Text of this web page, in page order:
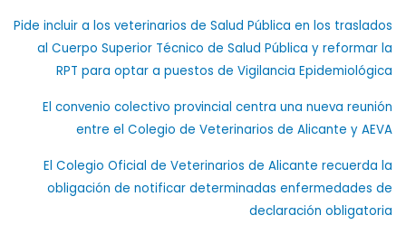
Pide incluir a los veterinarios de Salud Pública en los traslados
al Cuerpo Superior Técnico de Salud Pública y reformar la
RPT para optar a puestos de Vigilancia Epidemiológica
El convenio colectivo provincial centra una nueva reunión
entre el Colegio de Veterinarios de Alicante y AEVA
El Colegio Oficial de Veterinarios de Alicante recuerda la
obligación de notificar determinadas enfermedades de
declaración obligatoria